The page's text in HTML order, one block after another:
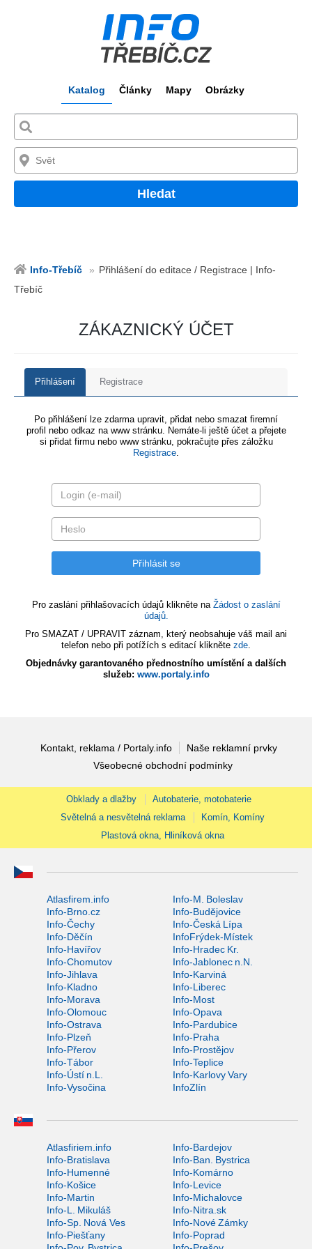
Katalog Články Mapy Obrázky
Hledat
Info-Třebíč
Přihlášení do editace / Registrace | Info-
Třebíč
ZÁKAZNICKÝ ÚČET
Přihlášení Registrace
Po přihlášení lze zdarma upravit, přidat nebo smazat firemní
profil nebo odkaz na www stránku. Nemáte-li ještě účet a přejete
si přidat firmu nebo www stránku, pokračujte přes záložku
Registrace.
Pro zaslání přihlašovacích údajů klikněte na Žádost o zaslání
údajů.
Pro SMAZAT / UPRAVIT záznam, který neobsahuje váš mail ani
telefon nebo při potížích s editací klikněte zde.
Objednávky garantovaného přednostního umístění a dalších
služeb: www.portaly.info
Kontakt, reklama / Portaly.info
Naše reklamní prvky
Všeobecné obchodní podmínky
Obklady a dlažby
Autobaterie, motobaterie
Světelná a nesvětelná reklama
Komín, Komíny
Plastová okna, Hliníková okna
Atlasfirem.info
Info-M. Boleslav
Info-Brno.cz
Info-Budějovice
Info-Čechy
Info-Česká Lípa
Info-Děčín
InfoFrýdek-Místek
Info-Havířov
Info-Hradec Kr.
Info-Chomutov
Info-Jablonec n.N.
Info-Jihlava
Info-Karviná
Info-Kladno
Info-Liberec
Info-Morava
Info-Most
Info-Olomouc
Info-Opava
Info-Ostrava
Info-Pardubice
Info-Plzeň
Info-Praha
Info-Přerov
Info-Prostějov
Info-Tábor
Info-Teplice
Info-Ústí n.L.
Info-Karlovy Vary
Info-Vysočina
InfoZlín
Atlasfiriem.info
Info-Bardejov
Info-Bratislava
Info-Ban. Bystrica
Info-Humenné
Info-Komárno
Info-Košice
Info-Levice
Info-Martin
Info-Michalovce
Info-L. Mikuláš
Info-Nitra.sk
Info-Sp. Nová Ves
Info-Nové Zámky
Info-Piešťany
Info-Poprad